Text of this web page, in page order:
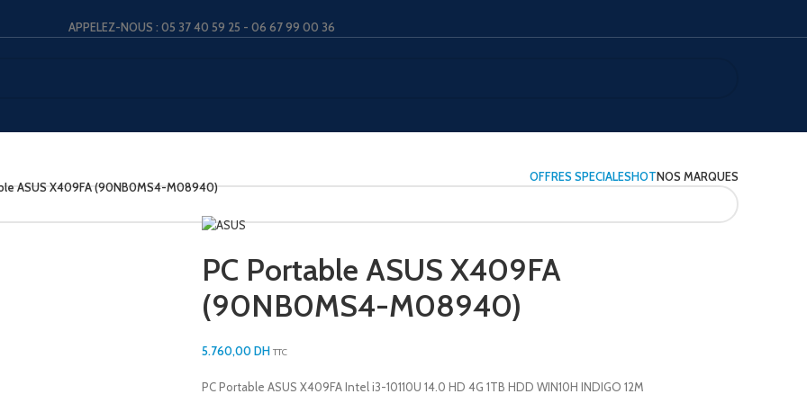
APPELEZ-NOUS : 05 37 40 59 25 - 06 67 99 00 36
OFFRES SPECIALESHOTNOS MARQUES
ASUS X409FA (90NB0MS4-M08940)
PC Portable ASUS X409FA
(90NB0MS4-M08940)
5.760,00DH TTC
PC Portable ASUS X409FA Intel i3-10110U 14.0 HD 4G 1TB HDD WIN10H INDIGO 12M